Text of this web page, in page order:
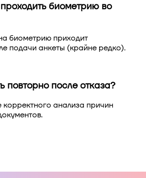
биометрию во
биометрию приходит
подачи анкеты (крайне редко).
повторно после отказа?
корректного анализа причин